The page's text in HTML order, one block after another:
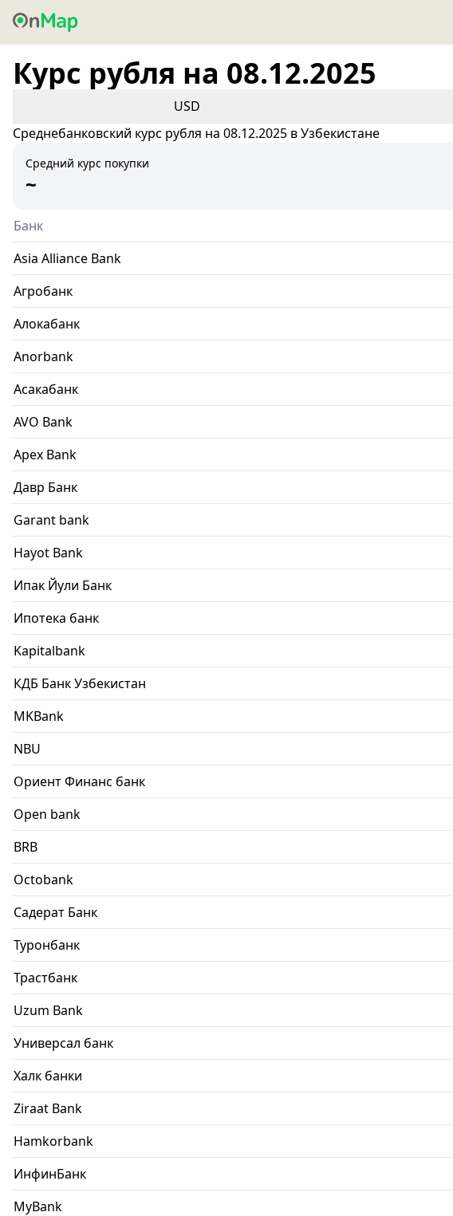
Курс рубля на 08.12.2025
USD
Среднебанковский курс рубля на 08.12.2025 в Узбекистане
Средний курс покупки
~
Банк
Asia Alliance Bank
Агробанк
Алокабанк
Anorbank
Асакабанк
AVO Bank
Apex Bank
Давр Банк
Garant bank
Hayot Bank
Ипак Йули Банк
Ипотека банк
Kapitalbank
КДБ Банк Узбекистан
MKBank
NBU
Ориент Финанс банк
Open bank
BRB
Octobank
Садерат Банк
Туронбанк
Трастбанк
Uzum Bank
Универсал банк
Халк банки
Ziraat Bank
Hamkorbank
ИнфинБанк
MyBank